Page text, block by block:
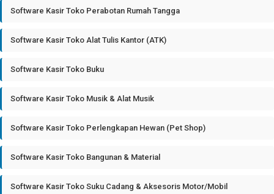
Software Kasir Toko Perabotan Rumah Tangga
Software Kasir Toko Alat Tulis Kantor (ATK)
Software Kasir Toko Buku
Software Kasir Toko Musik & Alat Musik
Software Kasir Toko Perlengkapan Hewan (Pet Shop)
Software Kasir Toko Bangunan & Material
Software Kasir Toko Suku Cadang & Aksesoris Motor/Mobil